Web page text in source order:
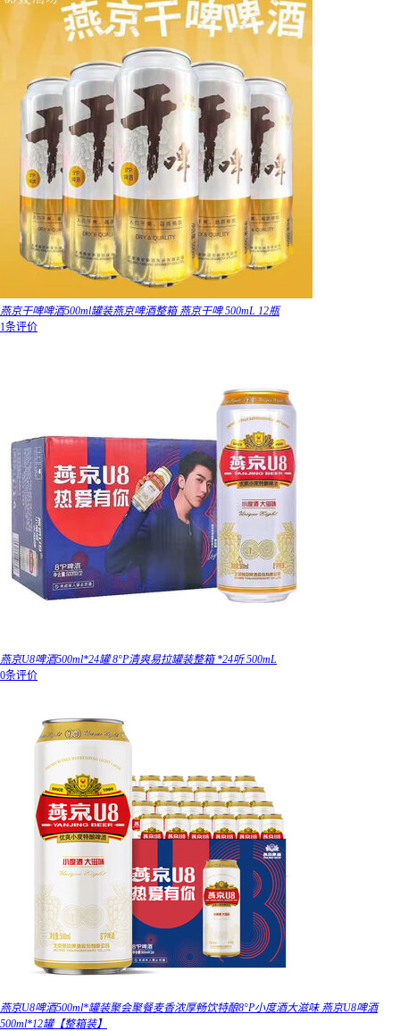
燕京干啤啤酒500ml罐装燕京啤酒整箱 燕京干啤 500mL 12瓶
1条评价
燕京U8啤酒500ml*24罐 8°P清爽易拉罐装整箱 *24听 500mL
0条评价
燕京U8啤酒500ml*罐装聚会聚餐麦香浓厚畅饮特酿8°P小度酒大滋味 燕京U8啤酒
500ml*12罐【整箱装】